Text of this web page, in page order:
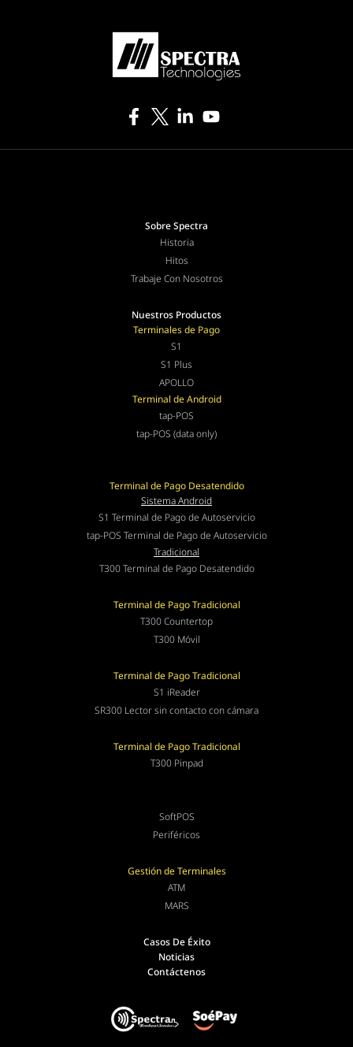
Sobre Spectra
Historia
Hitos
Trabaje Con Nosotros
Nuestros Productos
Terminales de Pago
S1
S1 Plus
APOLLO
Terminal de Android
tap-POS
tap-POS (data only)
Terminal de Pago Desatendido
Sistema Android
S1 Terminal de Pago de Autoservicio
tap-POS Terminal de Pago de Autoservicio
Tradicional
T300 Terminal de Pago Desatendido
Terminal de Pago Tradicional
T300 Countertop
T300 Móvil
Terminal de Pago Tradicional
S1 iReader
SR300 Lector sin contacto con cámara
Terminal de Pago Tradicional
T300 Pinpad
SoftPOS
Periféricos
Gestión de Terminales
ATM
MARS
Casos De Éxito
Noticias
Contáctenos